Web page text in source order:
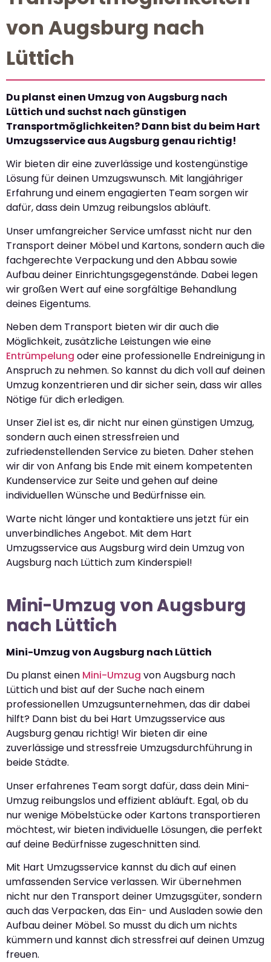
von Augsburg nach
Lüttich
Du planst einen Umzug von Augsburg nach
Lüttich und suchst nach günstigen
Transportmöglichkeiten? Dann bist du beim Hart
Umzugsservice aus Augsburg genau richtig!
Wir bieten dir eine zuverlässige und kostengünstige
Lösung für deinen Umzugswunsch. Mit langjähriger
Erfahrung und einem engagierten Team sorgen wir
dafür, dass dein Umzug reibungslos abläuft.
Unser umfangreicher Service umfasst nicht nur den
Transport deiner Möbel und Kartons, sondern auch die
fachgerechte Verpackung und den Abbau sowie
Aufbau deiner Einrichtungsgegenstände. Dabei legen
wir großen Wert auf eine sorgfältige Behandlung
deines Eigentums.
Neben dem Transport bieten wir dir auch die
Möglichkeit, zusätzliche Leistungen wie eine
Entrümpelung oder eine professionelle Endreinigung in
Anspruch zu nehmen. So kannst du dich voll auf deinen
Umzug konzentrieren und dir sicher sein, dass wir alles
Nötige für dich erledigen.
Unser Ziel ist es, dir nicht nur einen günstigen Umzug,
sondern auch einen stressfreien und
zufriedenstellenden Service zu bieten. Daher stehen
wir dir von Anfang bis Ende mit einem kompetenten
Kundenservice zur Seite und gehen auf deine
individuellen Wünsche und Bedürfnisse ein.
Warte nicht länger und kontaktiere uns jetzt für ein
unverbindliches Angebot. Mit dem Hart
Umzugsservice aus Augsburg wird dein Umzug von
Augsburg nach Lüttich zum Kinderspiel!
Mini-Umzug von Augsburg
nach Lüttich
Mini-Umzug von Augsburg nach Lüttich
Du planst einen Mini-Umzug von Augsburg nach
Lüttich und bist auf der Suche nach einem
professionellen Umzugsunternehmen, das dir dabei
hilft? Dann bist du bei Hart Umzugsservice aus
Augsburg genau richtig! Wir bieten dir eine
zuverlässige und stressfreie Umzugsdurchführung in
beide Städte.
Unser erfahrenes Team sorgt dafür, dass dein Mini-
Umzug reibungslos und effizient abläuft. Egal, ob du
nur wenige Möbelstücke oder Kartons transportieren
möchtest, wir bieten individuelle Lösungen, die perfekt
auf deine Bedürfnisse zugeschnitten sind.
Mit Hart Umzugsservice kannst du dich auf einen
umfassenden Service verlassen. Wir übernehmen
nicht nur den Transport deiner Umzugsgüter, sondern
auch das Verpacken, das Ein- und Ausladen sowie den
Aufbau deiner Möbel. So musst du dich um nichts
kümmern und kannst dich stressfrei auf deinen Umzug
freuen.